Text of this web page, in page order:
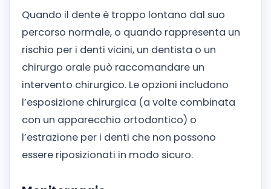
Quando il dente è troppo lontano dal suo
percorso normale, o quando rappresenta un
rischio per i denti vicini, un dentista o un
chirurgo orale può raccomandare un
intervento chirurgico. Le opzioni includono
l’esposizione chirurgica (a volte combinata
con un apparecchio ortodontico) o
l’estrazione per i denti che non possono
essere riposizionati in modo sicuro.